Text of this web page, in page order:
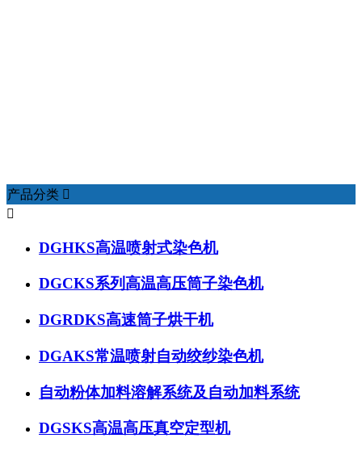
产品分类 

DGHKS高温喷射式染色机
DGCKS系列高温高压筒子染色机
DGRDKS高速筒子烘干机
DGAKS常温喷射自动绞纱染色机
自动粉体加料溶解系统及自动加料系统
DGSKS高温高压真空定型机